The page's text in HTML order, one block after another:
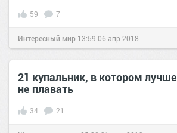
59 7
Интересный мир 13:59 06 апр 2018
21 купальник, в котором лучше
не плавать
34 21